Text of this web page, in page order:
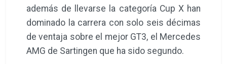
además de llevarse la categoría Cup X han
dominado la carrera con solo seis décimas
de ventaja sobre el mejor GT3, el Mercedes
AMG de Sartingen que ha sido segundo.